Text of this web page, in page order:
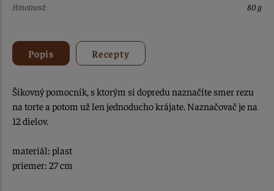
Hmotnosť:
80 g
Popis Recepty
Šikovný pomocník, s ktorým si dopredu naznačíte smer rezu
na torte a potom už len jednoducho krájate. Naznačovač je na
12 dielov.
materiál: plast
priemer: 27 cm